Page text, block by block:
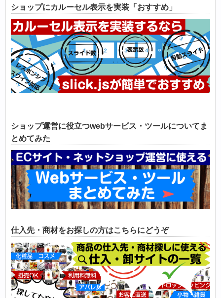
ショップにカルーセル表示を実装「おすすめ」
ショップ運営に役立つwebサービス・ツールについてま
とめてみた
仕入先・商材をお探しの方はこちらにどうぞ